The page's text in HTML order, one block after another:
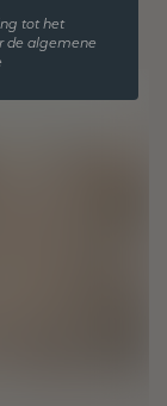
tot het
de algemene